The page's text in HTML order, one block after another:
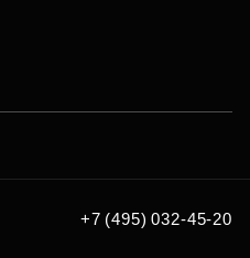
+7 (495) 032-45-20